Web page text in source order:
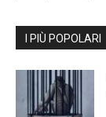
I PIÙ POPOLARI